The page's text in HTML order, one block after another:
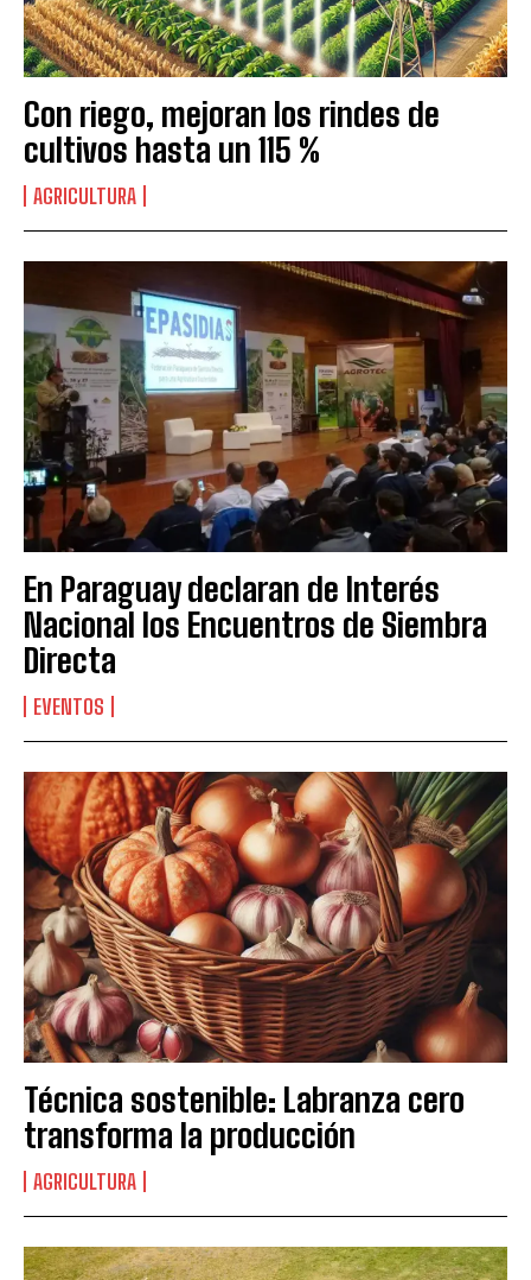
Suscribite al Newsletter
Con riego, mejoran los rindes de
cultivos hasta un 115 %
AGRICULTURA
En Paraguay declaran de Interés
Nacional los Encuentros de Siembra
Directa
EVENTOS
Técnica sostenible: Labranza cero
transforma la producción
AGRICULTURA